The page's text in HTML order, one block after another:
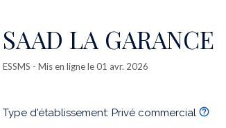
SAAD LA GARANCE
ESSMS - Mis en ligne le 01 avr. 2026
Type d'établissement: Privé commercial